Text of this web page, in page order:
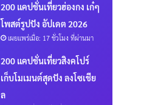
200 แคปชั่นเที่ยวฮ่องกง เก๋ๆ
โพสต์รูปปัง อัปเดต 2026
เผยแพร่เมื่อ: 17 ชั่วโมง ที่ผ่านมา
200 แคปชั่นเที่ยวสิงคโปร์
เก็บโมเมนต์สุดปัง ลงโซเชีย
ล